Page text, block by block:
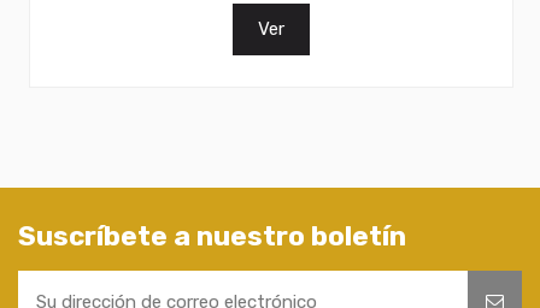
Ver
Suscríbete a nuestro boletín